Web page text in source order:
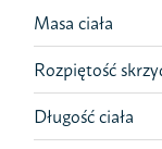
Masa ciała
Rozpiętość
Długość ciała